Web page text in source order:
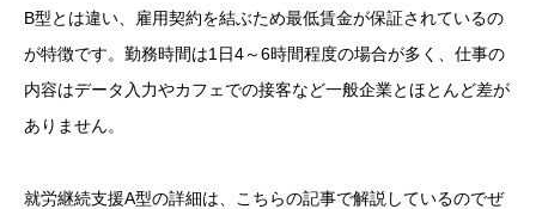
B型とは違い、雇用契約を結ぶため最低賃金が保証されているの
が特徴です。勤務時間は1日4～6時間程度の場合が多く、仕事の
内容はデータ入力やカフェでの接客など一般企業とほとんど差が
ありません。
就労継続支援A型の詳細は、こちらの記事で解説しているのでぜ